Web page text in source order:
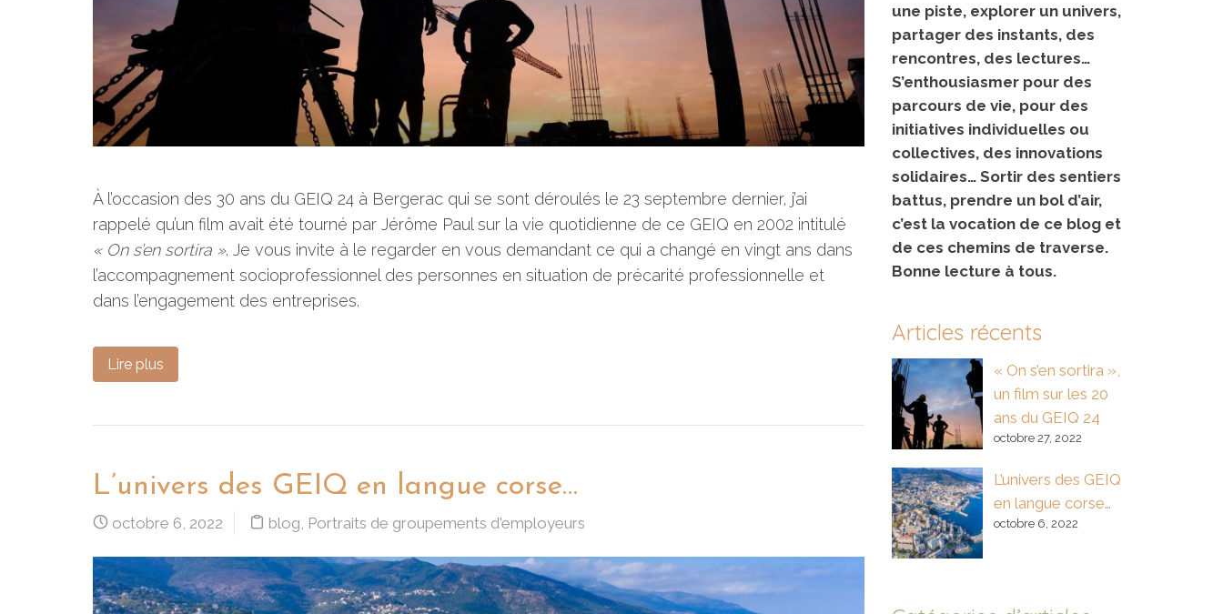
À l’occasion des 30 ans du GEIQ 24 à Bergerac qui se sont déroulés le 23 septembre dernier, j’ai
rappelé qu’un film avait été tourné par Jérôme Paul sur la vie quotidienne de ce GEIQ en 2002 intitulé
« On s’en sortira ». Je vous invite à le regarder en vous demandant ce qui a changé en vingt ans dans
l’accompagnement socioprofessionnel des personnes en situation de précarité professionnelle et
dans l’engagement des entreprises.
Lire plus
L’univers des GEIQ en langue corse…
octobre 6, 2022 blog Portraits de groupements d'employeurs
une piste, explorer un univers,
partager des instants, des
rencontres, des lectures…
S’enthousiasmer pour des
parcours de vie, pour des
initiatives individuelles ou
collectives, des innovations
solidaires… Sortir des sentiers
battus, prendre un bol d’air,
c’est la vocation de ce blog et
de ces chemins de traverse.
Bonne lecture à tous.
Articles récents
« On s’en sortira »,
un film sur les 20
ans du GEIQ 24
octobre 27, 2022
L’univers des GEIQ
en langue corse…
octobre 6, 2022